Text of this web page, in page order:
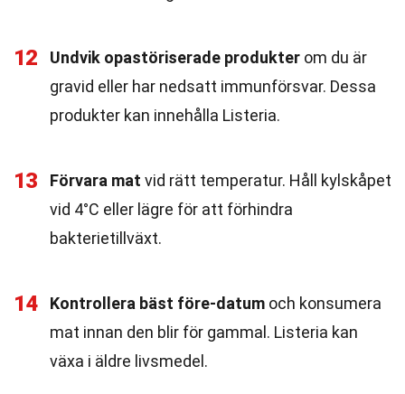
12 Undvik opastöriserade produkter om du är
gravid eller har nedsatt immunförsvar. Dessa
produkter kan innehålla Listeria.
13 Förvara mat vid rätt temperatur. Håll kylskåpet
vid 4°C eller lägre för att förhindra
bakterietillväxt.
14 Kontrollera bäst före-datum och konsumera
mat innan den blir för gammal. Listeria kan
växa i äldre livsmedel.